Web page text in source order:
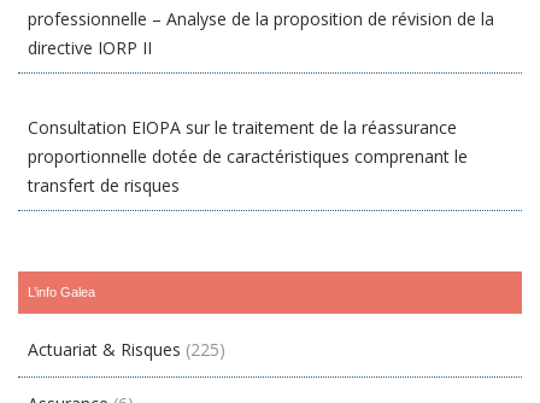
professionnelle – Analyse de la proposition de révision de la
directive IORP II
Consultation EIOPA sur le traitement de la réassurance
proportionnelle dotée de caractéristiques comprenant le
transfert de risques
L’info Galea
Actuariat & Risques (225)